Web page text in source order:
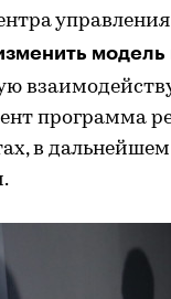
программа
в